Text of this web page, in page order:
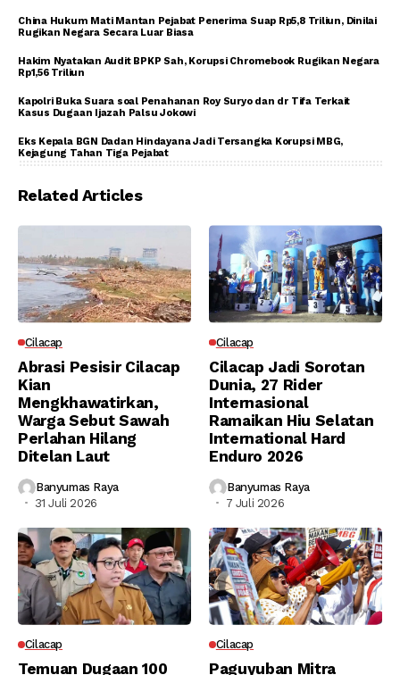
China Hukum Mati Mantan Pejabat Penerima Suap Rp5,8 Triliun, Dinilai
Rugikan Negara Secara Luar Biasa
Hakim Nyatakan Audit BPKP Sah, Korupsi Chromebook Rugikan Negara
Rp1,56 Triliun
Kapolri Buka Suara soal Penahanan Roy Suryo dan dr Tifa Terkait
Kasus Dugaan Ijazah Palsu Jokowi
Eks Kepala BGN Dadan Hindayana Jadi Tersangka Korupsi MBG,
Kejagung Tahan Tiga Pejabat
Related Articles
Cilacap
Abrasi Pesisir Cilacap
Kian
Mengkhawatirkan,
Warga Sebut Sawah
Perlahan Hilang
Ditelan Laut
Banyumas Raya
31 Juli 2026
Cilacap
Cilacap Jadi Sorotan
Dunia, 27 Rider
Internasional
Ramaikan Hiu Selatan
International Hard
Enduro 2026
Banyumas Raya
7 Juli 2026
Cilacap
Temuan Dugaan 100
Cilacap
Paguyuban Mitra